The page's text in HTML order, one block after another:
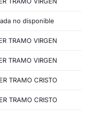
no disponible
TRAMO VIRGEN
TRAMO VIRGEN
TRAMO CRISTO
TRAMO CRISTO